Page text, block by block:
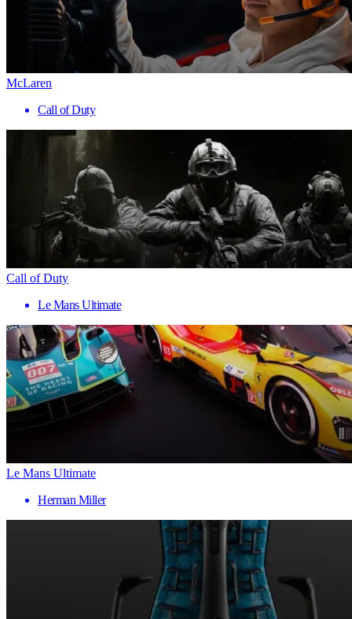
McLaren
Call of Duty
Call of Duty
Le Mans Ultimate
Le Mans Ultimate
Herman Miller